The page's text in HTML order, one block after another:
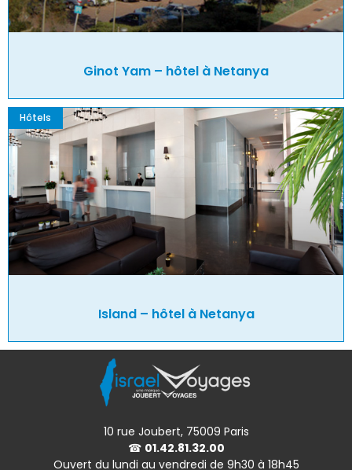
Ginot Yam – hôtel à Netanya
Hôtels
Island – hôtel à Netanya
10 rue Joubert, 75009 Paris
☎ 01.42.81.32.00
Ouvert du lundi au vendredi de 9h30 à 18h45